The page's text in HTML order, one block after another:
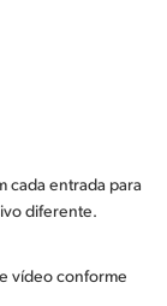
cada entrada para
diferente.
vídeo conforme